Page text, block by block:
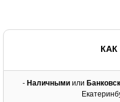
-Наличнымиили